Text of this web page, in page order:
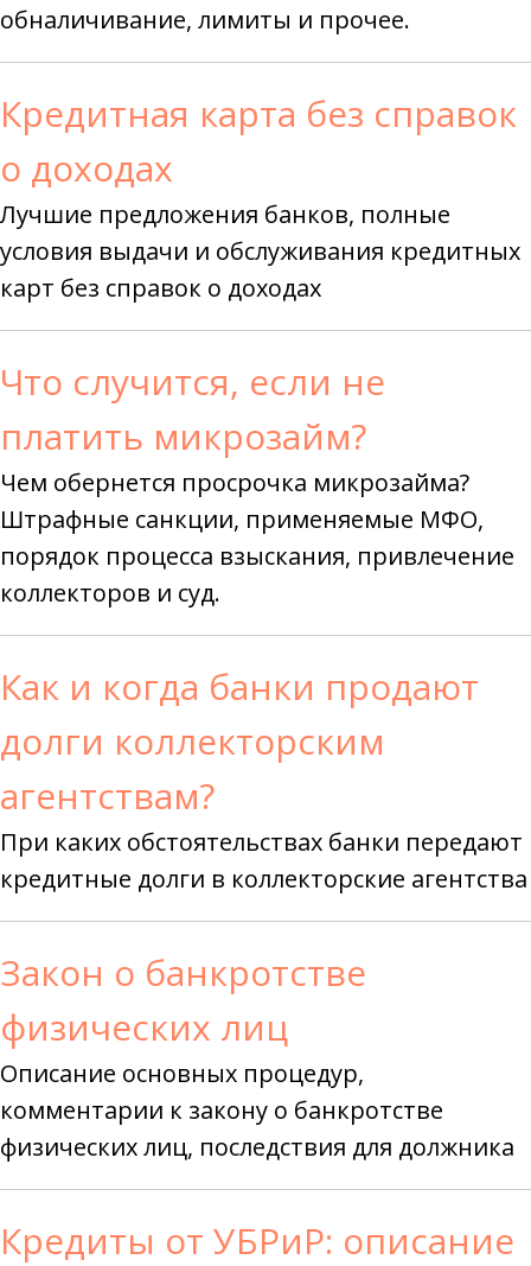
обналичивание, лимиты и прочее.
Кредитная карта без справок
о доходах
Лучшие предложения банков, полные
условия выдачи и обслуживания кредитных
карт без справок о доходах
Что случится, если не
платить микрозайм?
Чем обернется просрочка микрозайма?
Штрафные санкции, применяемые МФО,
порядок процесса взыскания, привлечение
коллекторов и суд.
Как и когда банки продают
долги коллекторским
агентствам?
При каких обстоятельствах банки передают
кредитные долги в коллекторские агентства
Закон о банкротстве
физических лиц
Описание основных процедур,
комментарии к закону о банкротстве
физических лиц, последствия для должника
Кредиты от УБРиР: описание